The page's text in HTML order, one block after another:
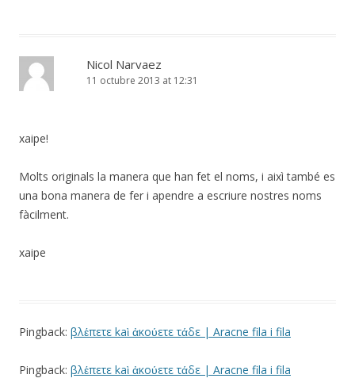
Nicol Narvaez
11 octubre 2013 at 12:31
xaipe!
Molts originals la manera que han fet el noms, i aixì també es
una bona manera de fer i apendre a escriure nostres noms
fàcilment.
xaipe
Pingback: βλέπετε kaὶ ἀκούετε τάδε | Aracne fila i fila
Pingback: βλέπετε kaὶ ἀκούετε τάδε | Aracne fila i fila